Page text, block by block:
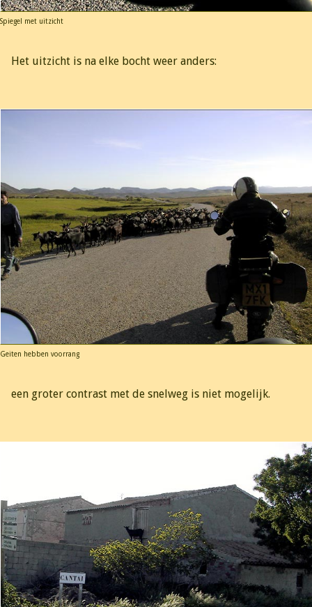
Spiegel met uitzicht
Het uitzicht is na elke bocht weer anders:
Geiten hebben voorrang
een groter contrast met de snelweg is niet mogelijk.